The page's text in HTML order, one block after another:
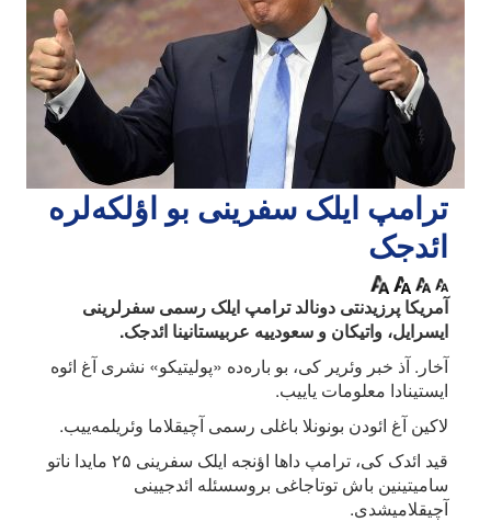
ترامپ ایلک سفرینی بو اؤلکه‌لره
ائد‌جک
آمریکا پرزیدنتی دونالد ترامپ ایلک رسمی سفرلرینی
ایسرایل، واتیکان و سعودییه عربیستانینا ائد‌جک.
آخار. آذ خبر وئریر کی، بو باره‌ده «پولیتیکو» نشری آغ ائوه
ایستینادا معلومات یاییب.
لاکین آغ ائودن بونونلا باغلی رسمی آچیقلاما وئریلمه‌ییب.
قید ائدک کی، ترامپ داها اؤنجه ایلک سفرینی ۲۵ مایدا ناتو
سامیتینین باش توتاجاغی بروسسئله ائدجیینی
آچیقلامیشدی.